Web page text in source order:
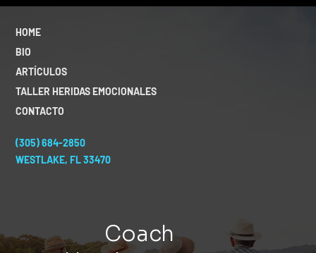
HOME
BIO
ARTÍCULOS
TALLER HERIDAS EMOCIONALES
CONTACTO
(305) 684-2850
WESTLAKE, FL 33470
Coach